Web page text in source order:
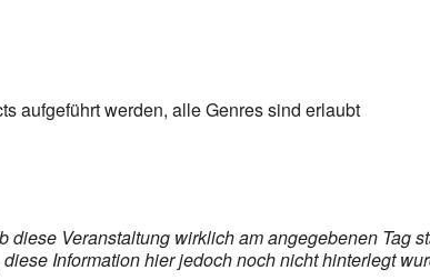
aufgeführt werden, alle Genres sind erlaubt
Veranstaltung wirklich am angegebenen Tag
Information hier jedoch noch nicht hinterlegt